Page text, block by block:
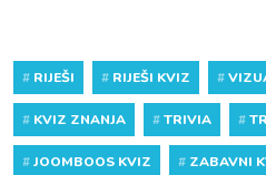
# RIJEŠI # RIJEŠI KVIZ #
# KVIZ ZNANJA #TRIVIA #
#JOOMBOOS KVIZ # ZABAVNI